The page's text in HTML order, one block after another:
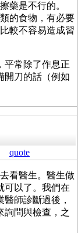
藥是不行的。
的食物，有必要
較不容易造成習
平常除了作息正
開刀的話（例如
quote
看醫生。醫生做
可以了。我們在
師診斷過後，
詢問與檢查，之